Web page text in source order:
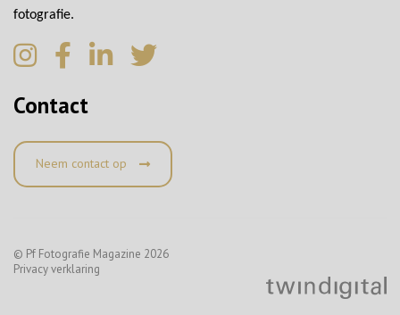
fotografie.
Contact
Neem contact op
© Pf Fotografie Magazine 2026
Privacy verklaring